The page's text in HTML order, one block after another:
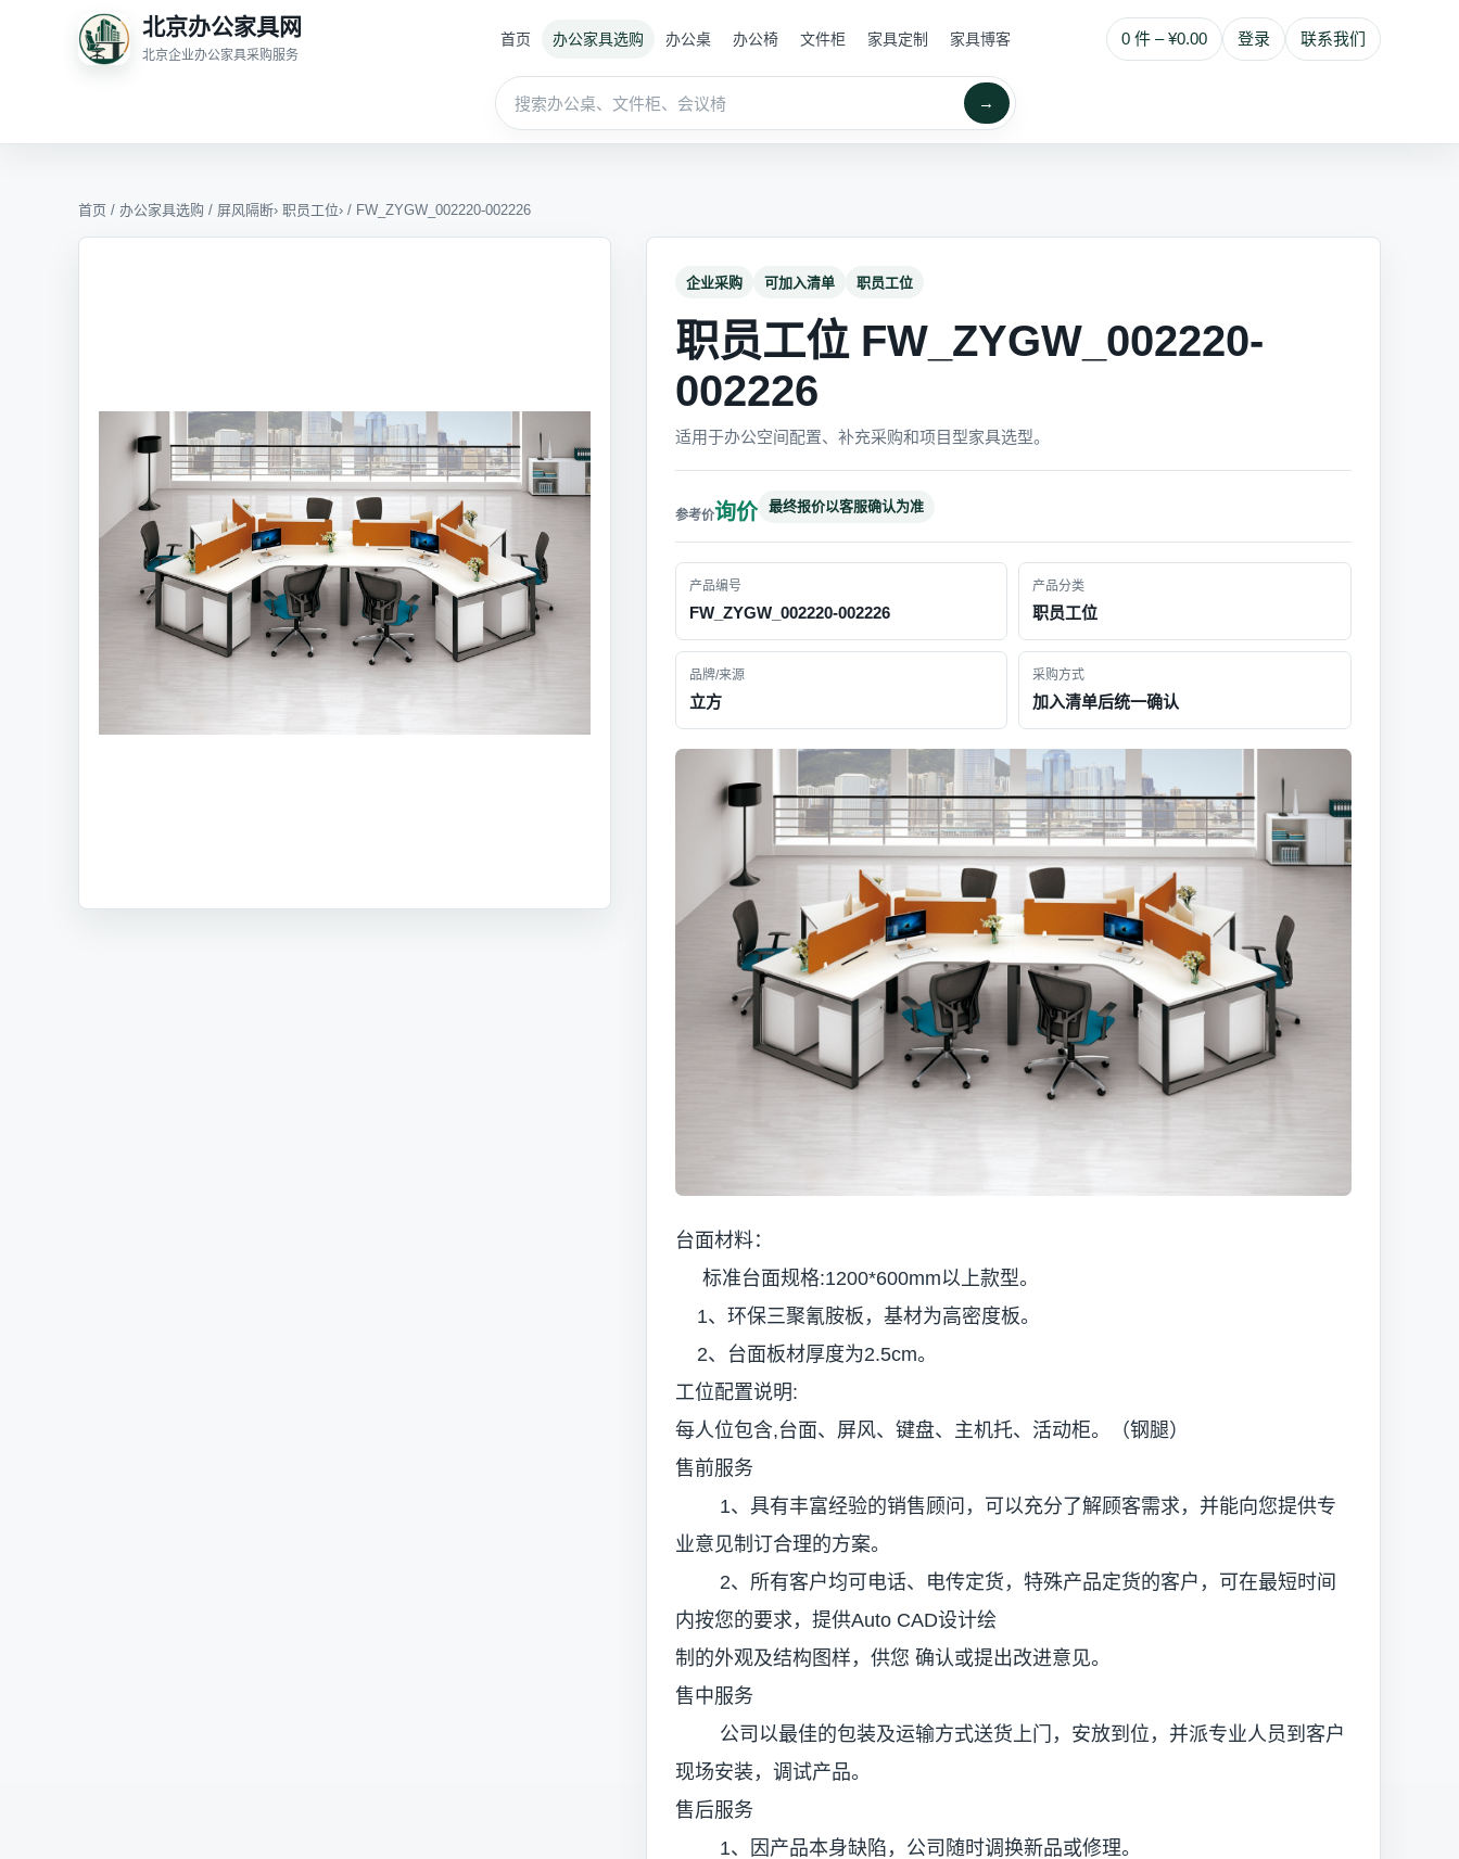
北京办公家具网
北京企业办公家具采购服务
0 件 – ¥0.00 登录 联系我们
首页 办公家具选购 办公桌 办公椅 文件柜 家具定制 家具博客
→
首页 / 办公家具选购 / 屏风隔断› 职员工位› / FW_ZYGW_002220-002226
企业采购 可加入清单 职员工位
职员工位 FW_ZYGW_002220-
002226
适用于办公空间配置、补充采购和项目型家具选型。
询价 最终报价以客服确认为准
产品编号
FW_ZYGW_002220-002226
产品分类
职员工位
品牌/来源
立方
采购方式
加入清单后统一确认
台面材料：
标准台面规格:1200*600mm以上款型。
1、环保三聚氰胺板，基材为高密度板。
2、台面板材厚度为2.5cm。
工位配置说明:
每人位包含,台面、屏风、键盘、主机托、活动柜。（钢腿）
售前服务
1、具有丰富经验的销售顾问，可以充分了解顾客需求，并能向您提供专
业意见制订合理的方案。
2、所有客户均可电话、电传定货，特殊产品定货的客户，可在最短时间
内按您的要求，提供Auto CAD设计绘
制的外观及结构图样，供您 确认或提出改进意见。
售中服务
公司以最佳的包装及运输方式送货上门，安放到位，并派专业人员到客户
现场安装，调试产品。
售后服务
1、因产品本身缺陷，公司随时调换新品或修理。